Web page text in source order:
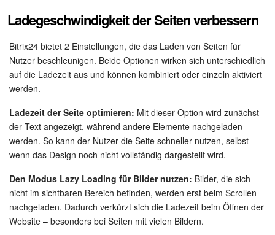
Buchung
KI in Bitrix24
Elektronische Unterschrift für HR
Elektronische Unterschrift
Bestandsverwaltung
Mitarbeiter-Widget
Marketing
Ladegeschwindigkeit der Seiten verbessern
Bitrix24 bietet 2 Einstellungen, die das Laden von Seiten für
Nutzer beschleunigen. Beide Optionen wirken sich unterschiedlich
auf die Ladezeit aus und können kombiniert oder einzeln aktiviert
werden.
Ladezeit der Seite optimieren: Mit dieser Option wird zunächst
der Text angezeigt, während andere Elemente nachgeladen
werden. So kann der Nutzer die Seite schneller nutzen, selbst
wenn das Design noch nicht vollständig dargestellt wird.
Den Modus Lazy Loading für Bilder nutzen: Bilder, die sich
nicht im sichtbaren Bereich befinden, werden erst beim Scrollen
nachgeladen. Dadurch verkürzt sich die Ladezeit beim Öffnen der
Website – besonders bei Seiten mit vielen Bildern.